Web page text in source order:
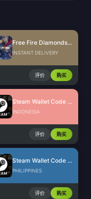
Free Fire Diamonds EU + TR
INSTANT DELIVERY
评价 购买
Steam Wallet Code (IDR)
INDONESIA
评价 购买
Steam Wallet Code (PHP)
PHILIPPINES
评价 购买